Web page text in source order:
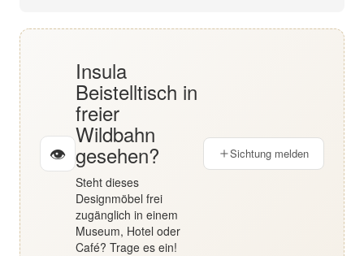
👁
Insula
Beistelltisch in
freier
Wildbahn
gesehen?
Steht dieses
Designmöbel frei
zugänglich in einem
Museum, Hotel oder
Café? Trage es ein!
Sichtung melden